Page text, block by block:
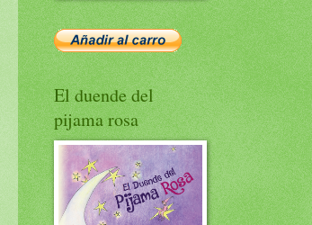
El duende del
pijama rosa